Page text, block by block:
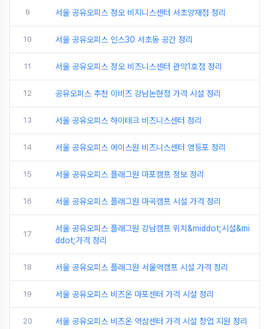
9 서울 공유오피스 정오 비지니스센터 서초양재점 정리
10 서울 공유오피스 인스30 서초동 공간 정리
11 서울 공유오피스 정오 비즈니스센터 관악1호점 정리
12 공유오피스 추천 이비즈 강남논현점 가격 시설 정리
13 서울 공유오피스 하이테크 비즈니스센터 정리
14 서울 공유오피스 에이스원 비즈니스센터 영등포 정리
15 서울 공유오피스 플래그원 마포캠프 정보 정리
16 서울 공유오피스 플래그원 마곡캠프 시설 가격 정리
17
서울 공유오피스 플래그원 강남캠프 위치&middot;시설&mi
ddot;가격 정리
18 서울 공유오피스 플래그원 서울역캠프 시설 가격 정리
19 서울 공유오피스 비즈온 마포센터 가격 시설 정리
20 서울 공유오피스 비즈온 역삼센터 가격 시설 창업 지원 정리